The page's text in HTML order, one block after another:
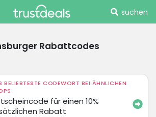
suchen
Rabattcodes
BELIEBTESTE CODEWORT BEI ÄHNLICHEN
für einen 10%
Rabatt